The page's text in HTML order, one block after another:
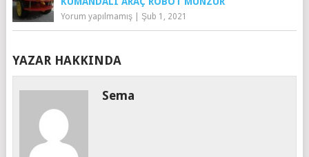
Yorum yapılmamış| Şub 1, 2021
YAZAR HAKKINDA
Sema